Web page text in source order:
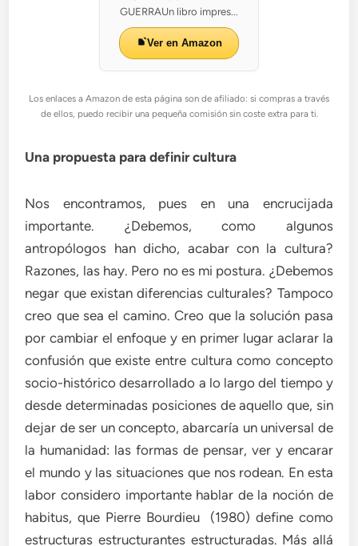
GUERRAUn libro impres...
Ver en Amazon
Los enlaces a Amazon de esta página son de afiliado: si compras a través
de ellos, puedo recibir una pequeña comisión sin coste extra para ti.
Una propuesta para definir cultura
Nos encontramos, pues en una encrucijada
importante. ¿Debemos, como algunos
antropólogos han dicho, acabar con la cultura?
Razones, las hay. Pero no es mi postura. ¿Debemos
negar que existan diferencias culturales? Tampoco
creo que sea el camino. Creo que la solución pasa
por cambiar el enfoque y en primer lugar aclarar la
confusión que existe entre cultura como concepto
socio-histórico desarrollado a lo largo del tiempo y
desde determinadas posiciones de aquello que, sin
dejar de ser un concepto, abarcaría un universal de
la humanidad: las formas de pensar, ver y encarar
el mundo y las situaciones que nos rodean. En esta
labor considero importante hablar de la noción de
habitus, que Pierre Bourdieu (1980) define como
estructuras estructurantes estructuradas. Más allá